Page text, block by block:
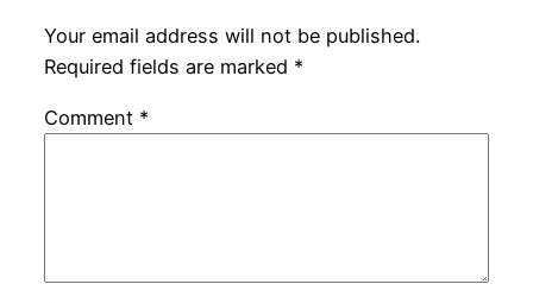
Your email address will not be published.
Required fields are marked *
Comment *